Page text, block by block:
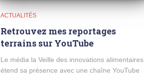
ACTUALITÉS
Retrouvez mes reportages
terrains sur YouTube
Le média la Veille des innovations alimentaires
étend sa présence avec une chaîne YouTube